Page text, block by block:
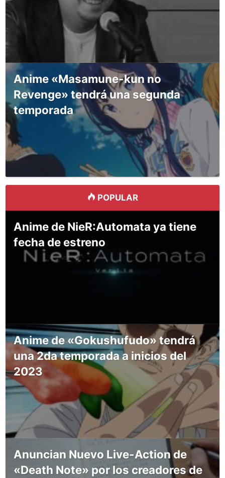
Anime «Masamune-kun no
Revenge» tendrá una segunda
temporada
POPULAR
Anime de NieR:Automata ya tiene
fecha de estreno
Anime de «Gokushufudo» tendrá
una 2da temporada a inicios del
2023
Anuncian Nuevo Live-Action de
«Death Note» por los creadores de